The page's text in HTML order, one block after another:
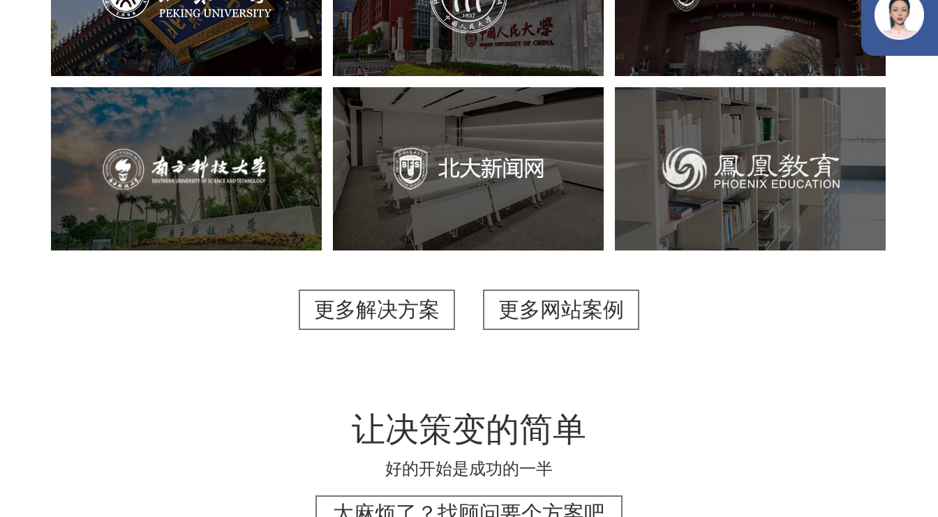
培训教育 高校 大学网站建设
高校网站建设
学校网站建设
教育网站建设
培训教育 高校 大学网站建设
高校网站建设
学校网站建设
教育网站建设
高校 学校网站建设
教育网站建设
大学网站建设
高校网站建设
南方科技大学
高校 大学网站建设
高校网站建设
学校网站建设
教育网站建设
北外新闻网
培训教育 品牌官网 高校
学校网站建设
教育网站建设
凤凰教育
培训教育 高校 教育网站建设
学校网站建设
大学网站建设
高校网站建设
更多解决方案 更多网站案例
让决策变的简单
好的开始是成功的一半